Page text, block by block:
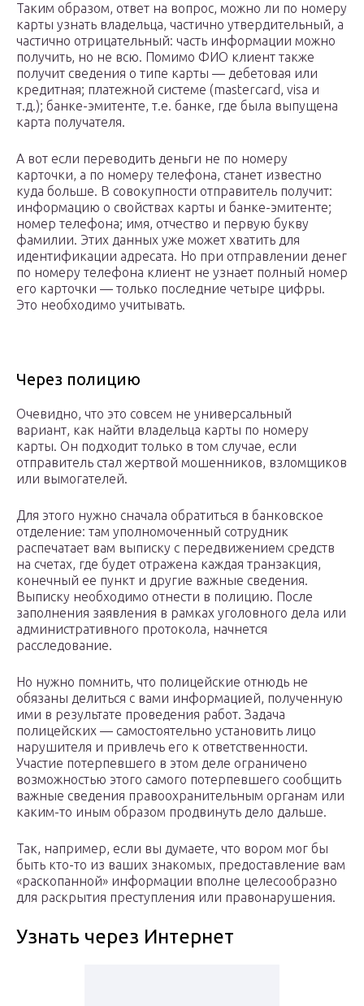
Таким образом, ответ на вопрос, можно ли по номеру
карты узнать владельца, частично утвердительный, а
частично отрицательный: часть информации можно
получить, но не всю. Помимо ФИО клиент также
получит сведения о типе карты — дебетовая или
кредитная; платежной системе (mastercard, visa и
т.д.); банке-эмитенте, т.е. банке, где была выпущена
карта получателя.
А вот если переводить деньги не по номеру
карточки, а по номеру телефона, станет известно
куда больше. В совокупности отправитель получит:
информацию о свойствах карты и банке-эмитенте;
номер телефона; имя, отчество и первую букву
фамилии. Этих данных уже может хватить для
идентификации адресата. Но при отправлении денег
по номеру телефона клиент не узнает полный номер
его карточки — только последние четыре цифры.
Это необходимо учитывать.
Через полицию
Очевидно, что это совсем не универсальный
вариант, как найти владельца карты по номеру
карты. Он подходит только в том случае, если
отправитель стал жертвой мошенников, взломщиков
или вымогателей.
Для этого нужно сначала обратиться в банковское
отделение: там уполномоченный сотрудник
распечатает вам выписку с передвижением средств
на счетах, где будет отражена каждая транзакция,
конечный ее пункт и другие важные сведения.
Выписку необходимо отнести в полицию. После
заполнения заявления в рамках уголовного дела или
административного протокола, начнется
расследование.
Но нужно помнить, что полицейские отнюдь не
обязаны делиться с вами информацией, полученную
ими в результате проведения работ. Задача
полицейских — самостоятельно установить лицо
нарушителя и привлечь его к ответственности.
Участие потерпевшего в этом деле ограничено
возможностью этого самого потерпевшего сообщить
важные сведения правоохранительным органам или
каким-то иным образом продвинуть дело дальше.
Так, например, если вы думаете, что вором мог бы
быть кто-то из ваших знакомых, предоставление вам
«раскопанной» информации вполне целесообразно
для раскрытия преступления или правонарушения.
Узнать через Интернет